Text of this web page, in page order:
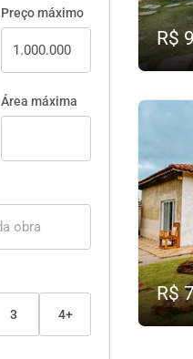
Preço máximo
Área máxima
3 4+
R$
R$